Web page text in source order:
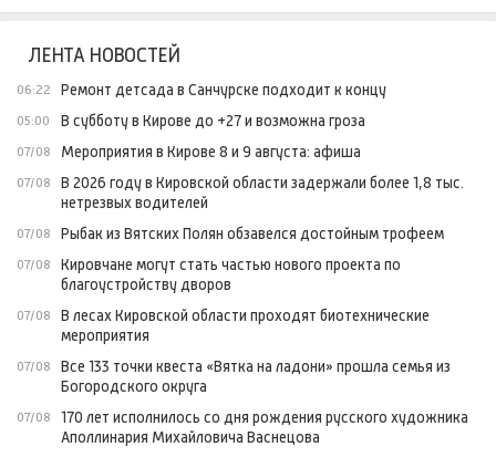
ЛЕНТА НОВОСТЕЙ
06:22 Ремонт детсада в Санчурске подходит к концу
05:00 В субботу в Кирове до +27 и возможна гроза
07/08 Мероприятия в Кирове 8 и 9 августа: афиша
07/08
В 2026 году в Кировской области задержали более 1,8 тыс.
нетрезвых водителей
07/08 Рыбак из Вятских Полян обзавелся достойным трофеем
07/08
Кировчане могут стать частью нового проекта по
благоустройству дворов
07/08
В лесах Кировской области проходят биотехнические
мероприятия
07/08
Все 133 точки квеста «Вятка на ладони» прошла семья из
Богородского округа
07/08
170 лет исполнилось со дня рождения русского художника
Аполлинария Михайловича Васнецова